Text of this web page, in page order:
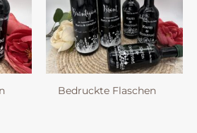
Bedruckte Flaschen